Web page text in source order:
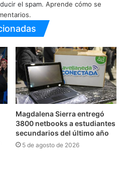
el spam. Aprende cómo se
Magdalena Sierra entregó
3800 netbooks a estudiantes
secundarios del último año
5 de agosto de 2026